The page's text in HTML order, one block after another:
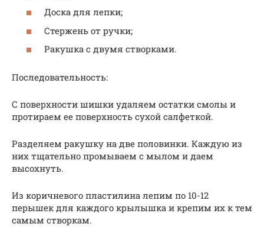
Доска для лепки;
Стержень от ручки;
Ракушка с двумя створками.
Последовательность:
С поверхности шишки удаляем остатки смолы и
протираем ее поверхность сухой салфеткой.
Разделяем ракушку на две половинки. Каждую из
них тщательно промываем с мылом и даем
высохнуть.
Из коричневого пластилина лепим по 10-12
перышек для каждого крылышка и крепим их к тем
самым створкам.